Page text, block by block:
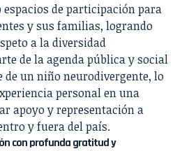
de participación para
y sus familias, logrando
a la diversidad
de la agenda pública y social
de un niño neurodivergente, lo
personal en una
apoyo y representación a
y fuera del país.
con profunda gratitud y